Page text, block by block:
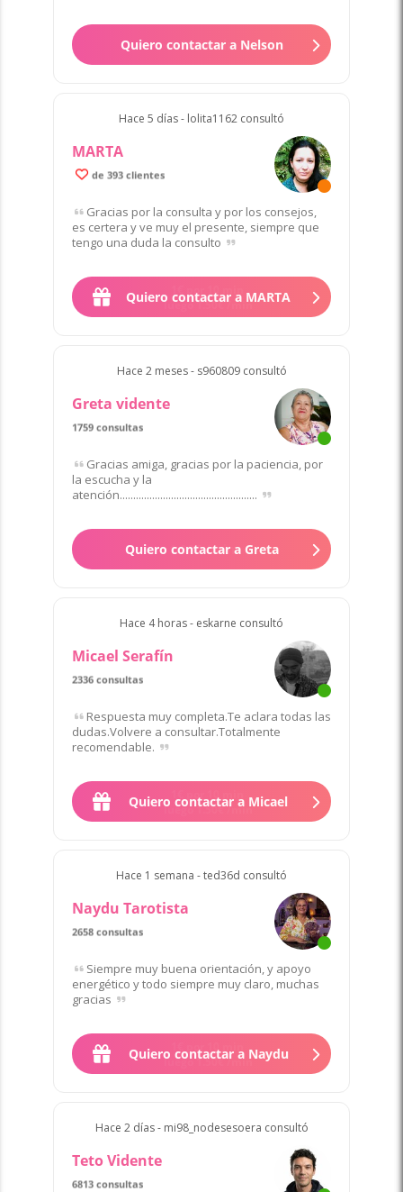
Quiero contactar a Nelson
Hace 5 días - lolita1162 consultó
MARTA
de 393 clientes
Gracias por la consulta y por los consejos,
es certera y ve muy el presente, siempre que
tengo una duda la consulto
Quiero contactar a MARTA
Hace 2 meses - s960809 consultó
Greta vidente
1759 consultas
Gracias amiga, gracias por la paciencia, por
la escucha y la
atención...................................................
Quiero contactar a Greta
Hace 4 horas - eskarne consultó
Micael Serafín
2336 consultas
Respuesta muy completa.Te aclara todas las
dudas.Volvere a consultar.Totalmente
recomendable.
Quiero contactar a Micael
Hace 1 semana - ted36d consultó
Naydu Tarotista
2658 consultas
Siempre muy buena orientación, y apoyo
energético y todo siempre muy claro, muchas
gracias
Quiero contactar a Naydu
Hace 2 días - mi98_nodesesoera consultó
Teto Vidente
6813 consultas